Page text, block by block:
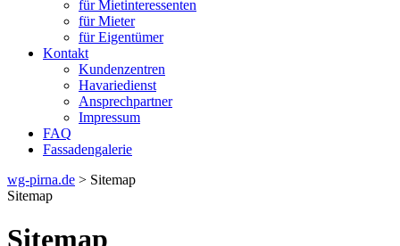
für Mietinteressenten
für Mieter
für Eigentümer
Kontakt
Kundenzentren
Havariedienst
Ansprechpartner
Impressum
FAQ
Fassadengalerie
wg-pirna.de > Sitemap
Sitemap
Sitemap